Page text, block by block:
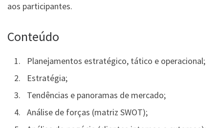
aos participantes.
Conteúdo
Planejamentos estratégico, tático e operacional;
Estratégia;
Tendências e panoramas de mercado;
Análise de forças (matriz SWOT);